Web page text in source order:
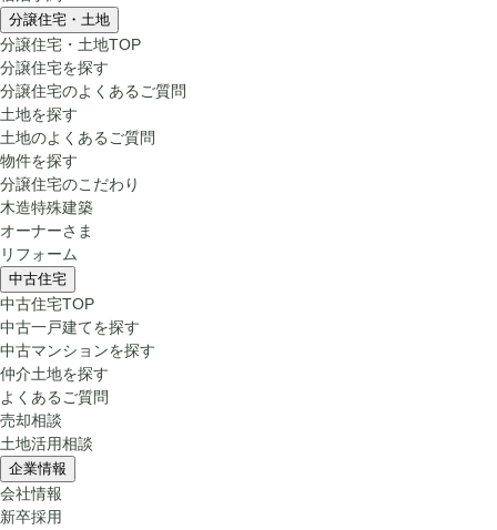
分譲住宅・土地
分譲住宅・土地TOP
分譲住宅を探す
分譲住宅のよくあるご質問
土地を探す
土地のよくあるご質問
物件を探す
分譲住宅のこだわり
木造特殊建築
オーナーさま
リフォーム
中古住宅
中古住宅TOP
中古一戸建てを探す
中古マンションを探す
仲介土地を探す
よくあるご質問
売却相談
土地活用相談
企業情報
会社情報
新卒採用